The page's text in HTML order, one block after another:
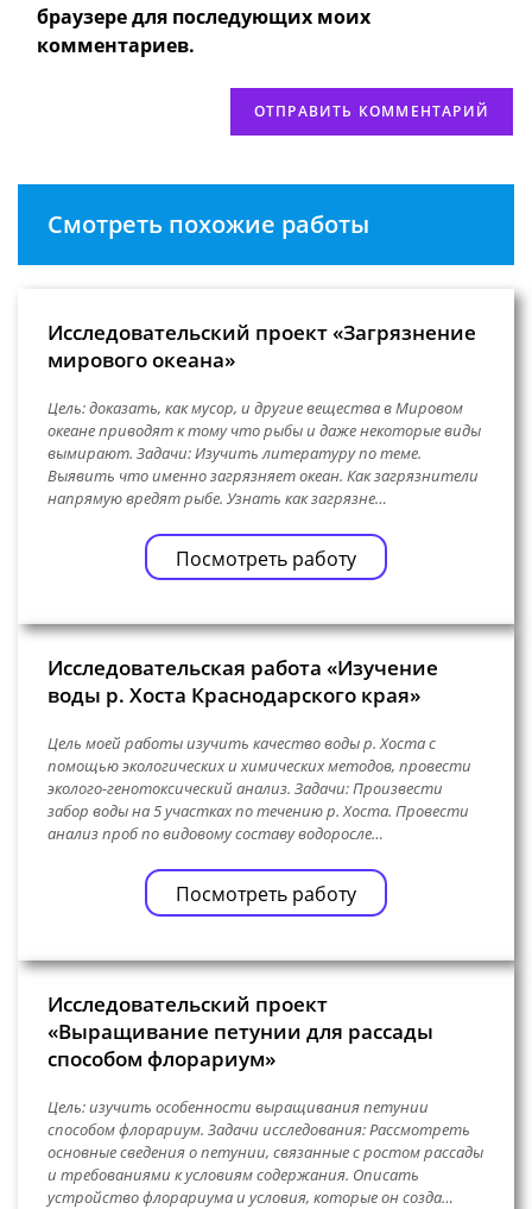
сайта
(необязательно)
браузере для последующих моих
комментариев.
Смотреть похожие работы
Исследовательский проект «Загрязнение
мирового океана»
Цель: доказать, как мусор, и другие вещества в Мировом
океане приводят к тому что рыбы и даже некоторые виды
вымирают. Задачи: Изучить литературу по теме.
Выявить что именно загрязняет океан. Как загрязнители
напрямую вредят рыбе. Узнать как загрязне…
Посмотреть работу
Исследовательская работа «Изучение
воды р. Хоста Краснодарского края»
Цель моей работы изучить качество воды р. Хоста с
помощью экологических и химических методов, провести
эколого-генотоксический анализ. Задачи: Произвести
забор воды на 5 участках по течению р. Хоста. Провести
анализ проб по видовому составу водоросле…
Посмотреть работу
Исследовательский проект
«Выращивание петунии для рассады
способом флорариум»
Цель: изучить особенности выращивания петунии
способом флорариум. Задачи исследования: Рассмотреть
основные сведения о петунии, связанные с ростом рассады
и требованиями к условиям содержания. Описать
устройство флорариума и условия, которые он созда…